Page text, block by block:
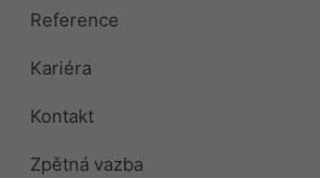
Reference
Kariéra
Kontakt
Zpětná vazba